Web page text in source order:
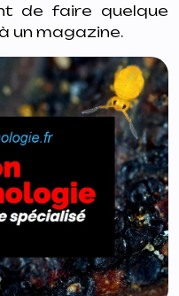
de faire quelque
un magazine.